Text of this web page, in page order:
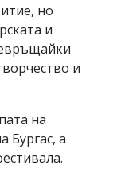
но
и
и
на
Бургас, а